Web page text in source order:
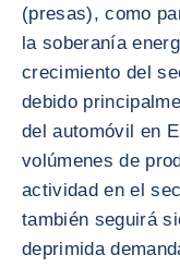
(presas), como
la soberanía
crecimiento del
debido
del automóvil en
volúmenes de
actividad en el
también seguirá
deprimida